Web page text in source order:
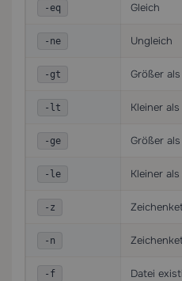
-eq Gleich
-ne Ungleich
-gt Größer als
-lt Kleiner als
-ge Größer
-le Kleiner
-z
-n
-f Datei